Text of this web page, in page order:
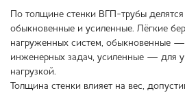
По толщине стенки ВГП-трубы делятся
обыкновенные и усиленные. Лёгкие
нагруженных систем, обыкновенные —
инженерных задач, усиленные — для
нагрузкой.
Толщина стенки влияет на вес,